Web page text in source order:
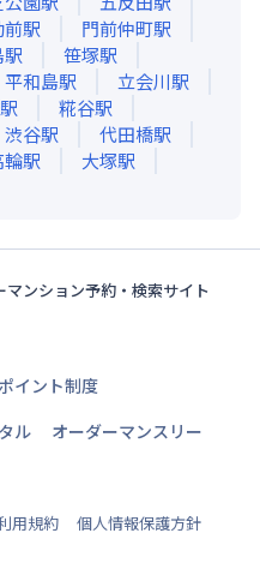
前駅 門前仲町駅
駅 笹塚駅
平和島駅 立会川駅
駅 糀谷駅
渋谷駅 代田橋駅
輪駅 大塚駅
ンション予約・検索サイト
イント制度
ル
オーダーマンスリー
用規約
個人情報保護方針